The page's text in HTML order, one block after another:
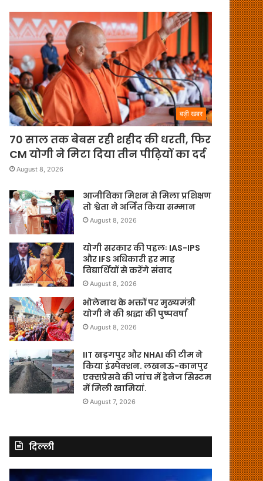
बड़ी खबर
70 साल तक बेबस रही शहीद की धरती, फिर
CM योगी ने मिटा दिया तीन पीढ़ियों का दर्द
August 8, 2026
आजीविका मिशन से मिला प्रशिक्षण
तो श्वेता ने अर्जित किया सम्मान
August 8, 2026
योगी सरकार की पहलः IAS-IPS
और IFS अधिकारी हर माह
विद्यार्थियों से करेंगे संवाद
August 8, 2026
भोलेनाथ के भक्तों पर मुख्यमंत्री
योगी ने की श्रद्धा की पुष्पवर्षा
August 8, 2026
IIT खड़गपुर और NHAI की टीम ने
किया इंस्पेक्शन. लखनऊ-कानपुर
एक्सप्रेसवे की जांच में ड्रेनेज सिस्टम
में मिली खामियां.
August 7, 2026
दिल्ली